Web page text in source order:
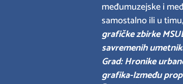
međumuzejske i
samostalno ili u
grafičke zbirke
savremenih
Grad: Hronike
grafika-Između